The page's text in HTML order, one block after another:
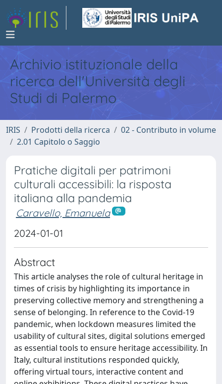
Archivio istituzionale della
ricerca dell'Università degli
Studi di Palermo
IRIS Prodotti della ricerca
02 - Contributo in volume
2.01 Capitolo o Saggio
Pratiche digitali per patrimoni
culturali accessibili: la risposta
italiana alla pandemia
Caravello, Emanuela
2024-01-01
Abstract
This article analyses the role of cultural heritage in
times of crisis by highlighting its importance in
preserving collective memory and strengthening a
sense of belonging. In reference to the Covid-19
pandemic, when lockdown measures limited the
usability of cultural sites, digital solutions emerged
as essential tools to ensure heritage accessibility. In
Italy, cultural institutions responded quickly,
offering virtual tours, interactive content and